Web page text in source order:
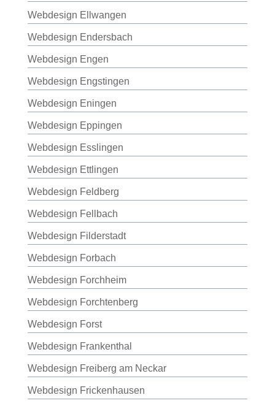
Webdesign Ellwangen
Webdesign Endersbach
Webdesign Engen
Webdesign Engstingen
Webdesign Eningen
Webdesign Eppingen
Webdesign Esslingen
Webdesign Ettlingen
Webdesign Feldberg
Webdesign Fellbach
Webdesign Filderstadt
Webdesign Forbach
Webdesign Forchheim
Webdesign Forchtenberg
Webdesign Forst
Webdesign Frankenthal
Webdesign Freiberg am Neckar
Webdesign Frickenhausen